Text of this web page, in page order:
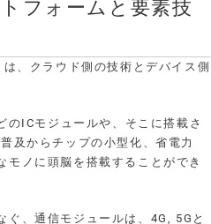
フォームと要素技
、クラウド側の技術とデバイス側
のICモジュールや、そこに搭載さ
及からチップの小型化、省電力
モノに頭脳を搭載することができ
ぐ、通信モジュールは、4G, 5Gと